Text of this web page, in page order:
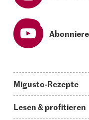
Migusto-Rezepte
Lesen & profitieren